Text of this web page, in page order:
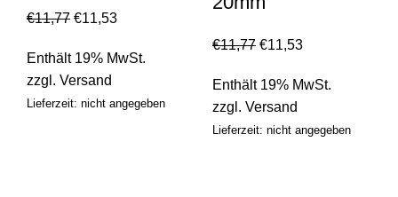
€11,77 €11,53
Enthält 19% MwSt.
zzgl. Versand
Lieferzeit: nicht angegeben
€11,77 €11,53
Enthält 19% MwSt.
zzgl. Versand
Lieferzeit: nicht angegeben